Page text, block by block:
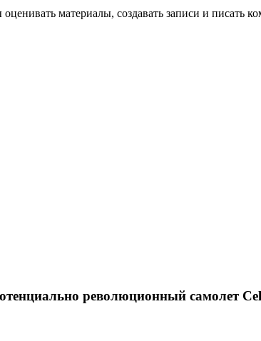
материалы, создавать записи и писать
революционный самолет